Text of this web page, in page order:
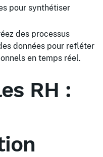
pour synthétiser
des processus
données pour refléter
en temps réel.
RH :